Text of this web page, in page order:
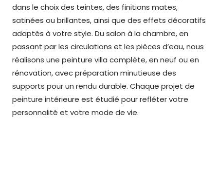
dans le choix des teintes, des finitions mates,
satinées ou brillantes, ainsi que des effets décoratifs
adaptés à votre style. Du salon à la chambre, en
passant par les circulations et les pièces d’eau, nous
réalisons une peinture villa complète, en neuf ou en
rénovation, avec préparation minutieuse des
supports pour un rendu durable. Chaque projet de
peinture intérieure est étudié pour refléter votre
personnalité et votre mode de vie.